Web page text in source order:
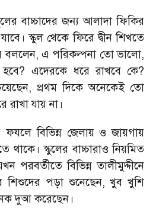
বাচ্চাদের জন্য আলাদা ফিকির
স্কুল থেকে ফিরে দ্বীন শিখতে
বললেন, এ পরিকল্পনা তো ভালো,
হবে? এদেরকে ধরে রাখবে কে?
, প্রথম দিকে অনেকেই তো
রাখা যায় না।
বিভিন্ন জেলায় ও জায়গায়
থাকে। স্কুলের বাচ্চারাও নিয়মিত
বিভিন্ন তালীমুদ্দীনে
শিশুদের পড়া শুনেছেন,খুব খুশি
দুআ করেছেন।